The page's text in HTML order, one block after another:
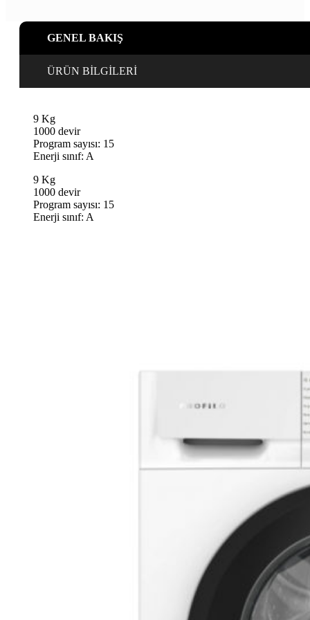
GENEL BAKIŞ
ÜRÜN BİLGİLERİ
9 Kg
1000 devir
Program sayısı: 15
Enerji sınıf: A
9 Kg
1000 devir
Program sayısı: 15
Enerji sınıf: A